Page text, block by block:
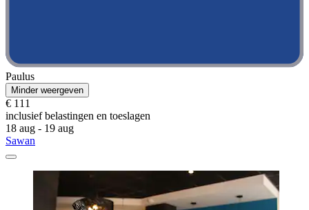
Paulus
Minder weergeven
€ 111
inclusief belastingen en toeslagen
18 aug - 19 aug
Sawan